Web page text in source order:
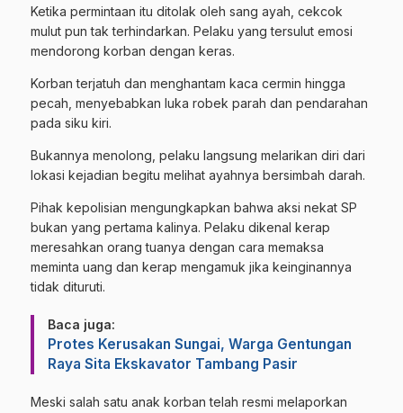
Ketika permintaan itu ditolak oleh sang ayah, cekcok
mulut pun tak terhindarkan. Pelaku yang tersulut emosi
mendorong korban dengan keras.
Korban terjatuh dan menghantam kaca cermin hingga
pecah, menyebabkan luka robek parah dan pendarahan
pada siku kiri.
Bukannya menolong, pelaku langsung melarikan diri dari
lokasi kejadian begitu melihat ayahnya bersimbah darah.
​Pihak kepolisian mengungkapkan bahwa aksi nekat SP
bukan yang pertama kalinya. Pelaku dikenal kerap
meresahkan orang tuanya dengan cara memaksa
meminta uang dan kerap mengamuk jika keinginannya
tidak dituruti.
Baca juga:
Protes Kerusakan Sungai, Warga Gentungan
Raya Sita Ekskavator Tambang Pasir
​Meski salah satu anak korban telah resmi melaporkan